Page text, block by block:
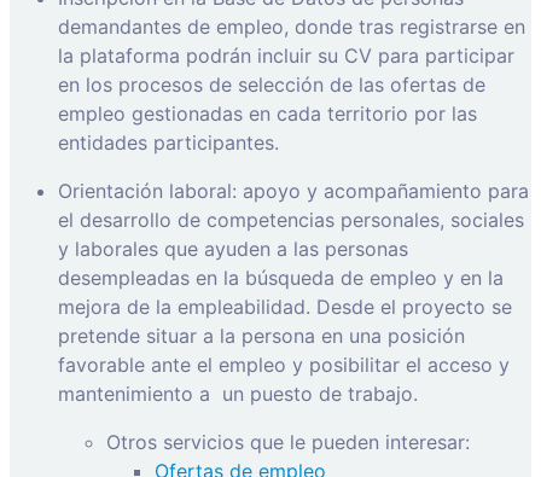
demandantes de empleo, donde tras registrarse en
la plataforma podrán incluir su CV para participar
en los procesos de selección de las ofertas de
empleo gestionadas en cada territorio por las
entidades participantes.
Orientación laboral: apoyo y acompañamiento para
el desarrollo de competencias personales, sociales
y laborales que ayuden a las personas
desempleadas en la búsqueda de empleo y en la
mejora de la empleabilidad. Desde el proyecto se
pretende situar a la persona en una posición
favorable ante el empleo y posibilitar el acceso y
mantenimiento a un puesto de trabajo.
Otros servicios que le pueden interesar:
Ofertas de empleo